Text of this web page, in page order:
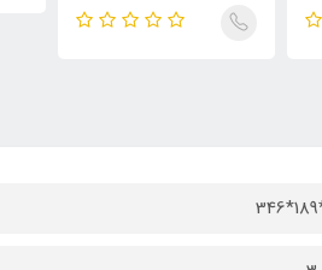
Pro M304a Laser Printer